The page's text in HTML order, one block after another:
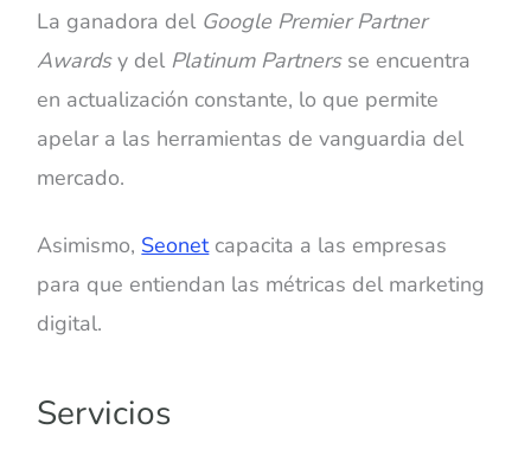
La ganadora del Google Premier Partner
Awardsy del Platinum Partnersse encuentra
en actualización constante, lo que permite
apelar a las herramientas de vanguardia del
mercado.
Asimismo, Seonetcapacita a las empresas
para que entiendan las métricas del marketing
digital.
Servicios